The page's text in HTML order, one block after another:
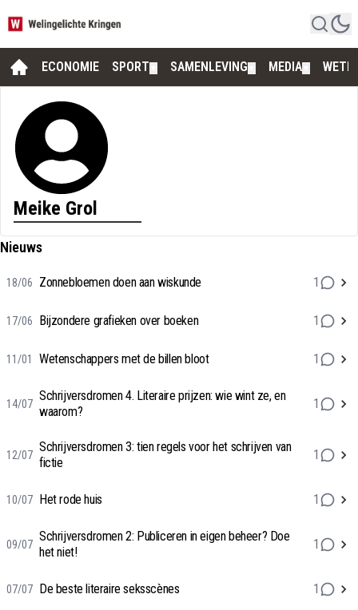
ECONOMIE SPORT SAMENLEVING MEDIA
Meike Grol
Nieuws
18/06 Zonnebloemen doen aan wiskunde 1
17/06 Bijzondere grafieken over boeken 1
11/01 Wetenschappers met de billen bloot 1
14/07
Schrijversdromen 4. Literaire prijzen: wie wint ze, en
waarom?
1
12/07
Schrijversdromen 3: tien regels voor het schrijven van
fictie
1
10/07 Het rode huis 1
09/07
Schrijversdromen 2: Publiceren in eigen beheer? Doe
het niet!
1
07/07 De beste literaire seksscènes 1